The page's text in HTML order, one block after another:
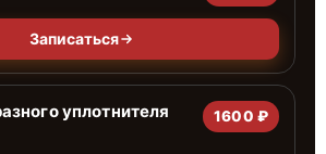
Записаться
уплотнителя
1600 ₽